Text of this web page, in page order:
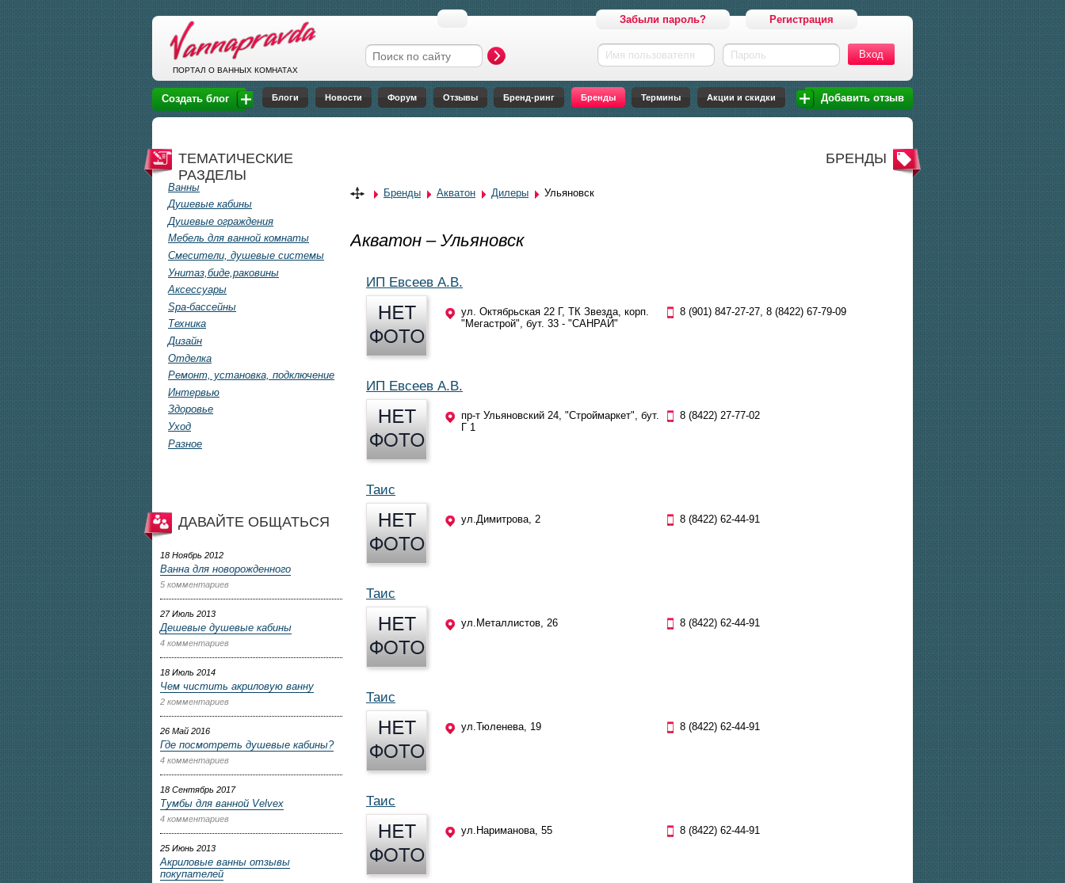
ПОРТАЛ О ВАННЫХ КОМНАТАХ
Забыли пароль? Регистрация
Форма поиска Имя пользователя Пароль
Создать блог Блоги Новости Форум Отзывы Бренд-ринг Бренды Термины Акции и скидки Добавить отзыв
ТЕМАТИЧЕСКИЕ
РАЗДЕЛЫ
Ванны
Душевые кабины
Душевые ограждения
Мебель для ванной комнаты
Смесители, душевые системы
Унитаз,биде,раковины
Аксессуары
Spa-бассейны
Техника
Дизайн
Отделка
Ремонт, установка, подключение
Интервью
Здоровье
Уход
Разное
ДАВАЙТЕ ОБЩАТЬСЯ
18 Ноябрь 2012
Ванна для новорожденного
5 комментариев
27 Июль 2013
Дешевые душевые кабины
4 комментариев
18 Июль 2014
Чем чистить акриловую ванну
2 комментариев
26 Май 2016
Где посмотреть душевые кабины?
4 комментариев
18 Сентябрь 2017
Тумбы для ванной Velvex
4 комментариев
25 Июнь 2013
Акриловые ванны отзывы
покупателей
БРЕНДЫ
Бренды Акватон Дилеры Ульяновск
Акватон – Ульяновск
ИП Евсеев А.В.
ул. Октябрьская 22 Г, ТК Звезда, корп.
"Мегастрой", бут. 33 - "САНРАЙ"
8 (901) 847-27-27, 8 (8422) 67-79-09
ИП Евсеев А.В.
пр-т Ульяновский 24, "Строймаркет", бут.
Г 1
8 (8422) 27-77-02
Таис
ул.Димитрова, 2 8 (8422) 62-44-91
Таис
ул.Металлистов, 26 8 (8422) 62-44-91
Таис
ул.Тюленева, 19 8 (8422) 62-44-91
Таис
ул.Нариманова, 55 8 (8422) 62-44-91